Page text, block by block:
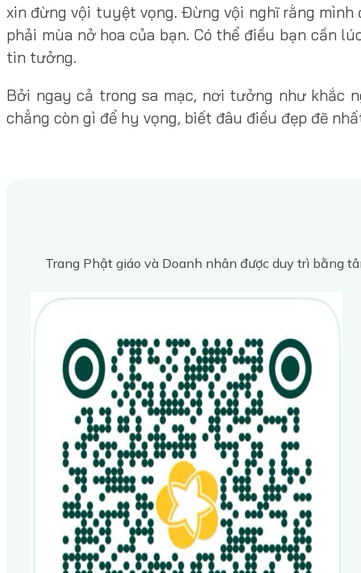
xin đừng vội tuyệt vọng. Đừng vội nghĩ rằng
phải mùa nở hoa của bạn. Có thể điều bạn cần
tin tưởng.
Bởi ngay cả trong sa mạc, nơi tưởng như khắc
chẳng còn gì để hy vọng, biết đâu điều đẹp đẽ
Trang Phật giáo và Doanh nhân được duy trì bằng